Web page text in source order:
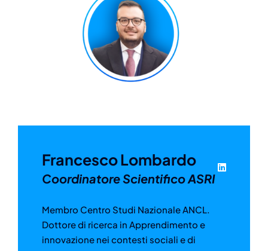
Francesco Lombardo
Coordinatore Scientifico ASRI
Membro Centro Studi Nazionale ANCL.
Dottore di ricerca in Apprendimento e
innovazione nei contesti sociali e di